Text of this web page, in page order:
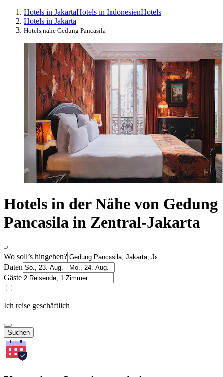
Hotels in JakartaHotels in IndonesienHotels
Hotels in Jakarta
Hotels nahe Gedung Pancasila
Hotels in der Nähe von Gedung
Pancasila in Zentral-Jakarta
Wo soll’s hingehen?
Daten
Gäste
Ich reise geschäftlich
Suchen